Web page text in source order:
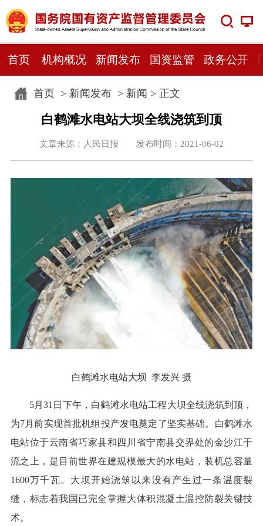
首页 机构概况 新闻发布 国资监管 政务公开
首页> 新闻发布> 新闻 > 正文
白鹤滩水电站大坝全线浇筑到顶
文章来源：人民日报 发布时间：2021-06-02
白鹤滩水电站大坝 李发兴 摄
5月31日下午，白鹤滩水电站工程大坝全线浇筑到顶，
为7月前实现首批机组投产发电奠定了坚实基础。白鹤滩水
电站位于云南省巧家县和四川省宁南县交界处的金沙江干
流之上，是目前世界在建规模最大的水电站，装机总容量
1600万千瓦。大坝开始浇筑以来没有产生过一条温度裂
缝，标志着我国已完全掌握大体积混凝土温控防裂关键技
术。